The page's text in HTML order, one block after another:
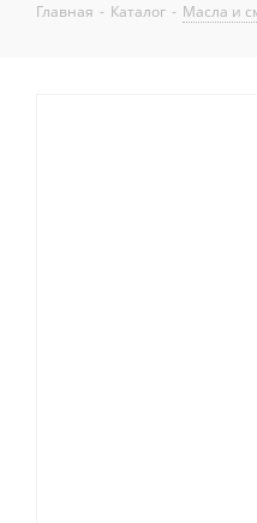
Главная - Каталог - Масла и